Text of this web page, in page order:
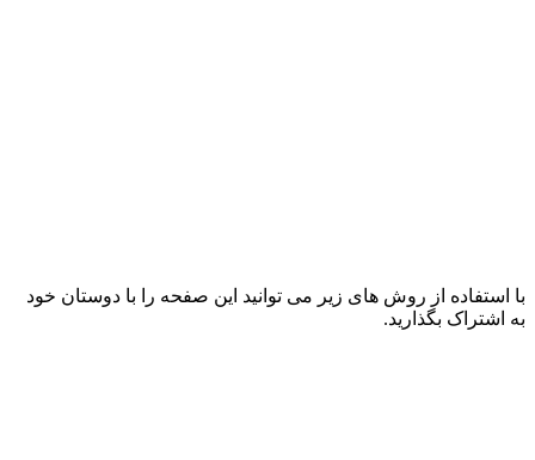
با استفاده از روش های زیر می توانید این صفحه را با دوستان خود
به اشتراک بگذارید.